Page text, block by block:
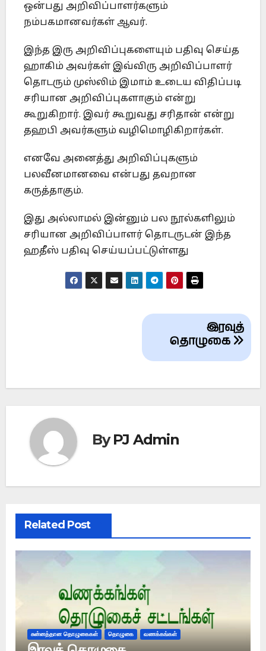
ஒன்பது அறிவிப்பாளர்களும்
நம்பகமானவர்கள் ஆவர்.
இந்த இரு அறிவிப்புகளையும் பதிவு செய்த
ஹாகிம் அவர்கள் இவ்விரு அறிவிப்பாளர்
தொடரும் முஸ்லிம் இமாம் உடைய விதிப்படி
சரியான அறிவிப்புகளாகும் என்று
கூறுகிறார். இவர் கூறுவது சரிதான் என்று
தஹபி அவர்களும் வழிமொழிகிறார்கள்.
எனவே அனைத்து அறிவிப்புகளும்
பலவீனமானவை என்பது தவறான
கருத்தாகும்.
இது அல்லாமல் இன்னும் பல நூல்களிலும்
சரியான அறிவிப்பாளர் தொடருடன் இந்த
ஹதீஸ் பதிவு செய்யப்பட்டுள்ளது
இரவுத்
தொழுகை
ByPJ Admin
Related Post
சுன்னத்தான தொழுகைகள் தொழுகை வணக்கங்கள்